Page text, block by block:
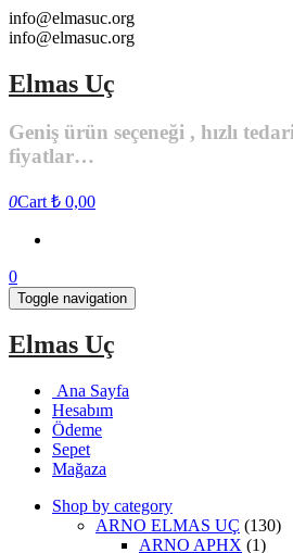
Skip
to
content
info@elmasuc.org
info@elmasuc.org
Elmas Uç
Geniş ürün seçeneği , hızlı
fiyatlar…
0Cart ₺ 0,00
0
Toggle navigation
Elmas Uç
Ana Sayfa
Hesabım
Ödeme
Sepet
Mağaza
Shop by category
ARNO ELMAS UÇ (130)
ARNO APHX (1)